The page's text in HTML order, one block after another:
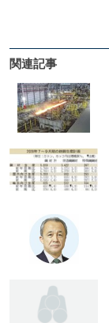
関連記事